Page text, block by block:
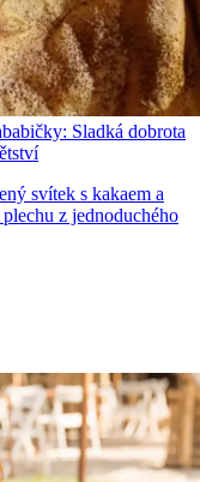
Sladká dobrota
svítek s kakaem a
z jednoduchého